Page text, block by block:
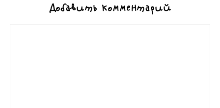
Добавить комментарий